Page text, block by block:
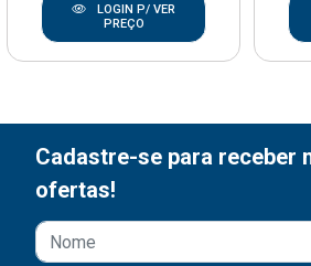
LOGIN P/ VER
PREÇO
Cadastre-se para receber
ofertas!